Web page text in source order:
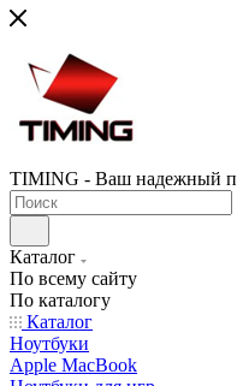
TIMING - Ваш надежный
Каталог
По всему сайту
По каталогу
Каталог
Ноутбуки
Apple MacBook